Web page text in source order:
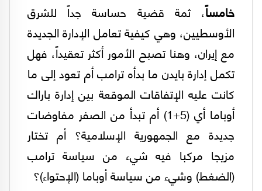
خامساً، ثمة قضية حساسة جداً للشرق
الأوسطيين، وهي كيفية تعامل الإدارة الجديدة
مع إيران، وهنا تصبح الأمور أكثر تعقيداً، فهل
تكمل إدارة بايدن ما بدأه ترامب أم تعود إلى ما
كانت عليه الإتفاقات الموقعة بين إدارة باراك
أوباما أي (5+1) أم تبدأ من الصفر مفاوضات
جديدة مع الجمهورية الإسلامية؟ أم تختار
مزيجا مركبا فيه شيء من سياسة ترامب
(الضغط) وشيء من سياسة أوباما (الإحتواء)؟